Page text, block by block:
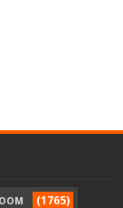
(1765)